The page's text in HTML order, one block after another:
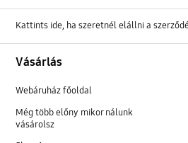
Kattints ide, ha szeretnél elállni a
Vásárlás
Webáruház főoldal
Még több előny mikor nálunk
vásárolsz